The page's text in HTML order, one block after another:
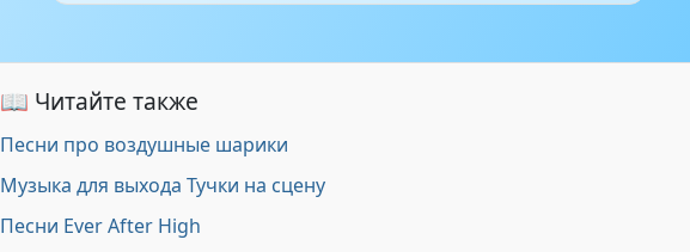
Из м ф _Жил был пес_ - Щас спою 4:17
Из м ф _Жил-был пёс_ - Ой там на горi
Неизвестен - застолье (из м ф._ Жил был пес_)
📖 Читайте также
Песни про воздушные шарики
Музыка для выхода Тучки на сцену
Песни Ever After High